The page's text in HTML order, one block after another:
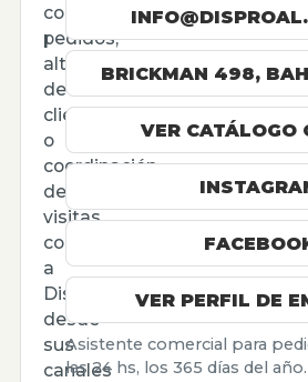
comerciales,
pedidos,
altas
de
cliente
o
coordinación
de
visitas,
contactá
a
Disproal
desde
sus
canales
BRICKMAN 498,
VER CATÁLOGO
VER PERFIL DE
Asistente comercial para
las 24 hs, los 365 días del año.